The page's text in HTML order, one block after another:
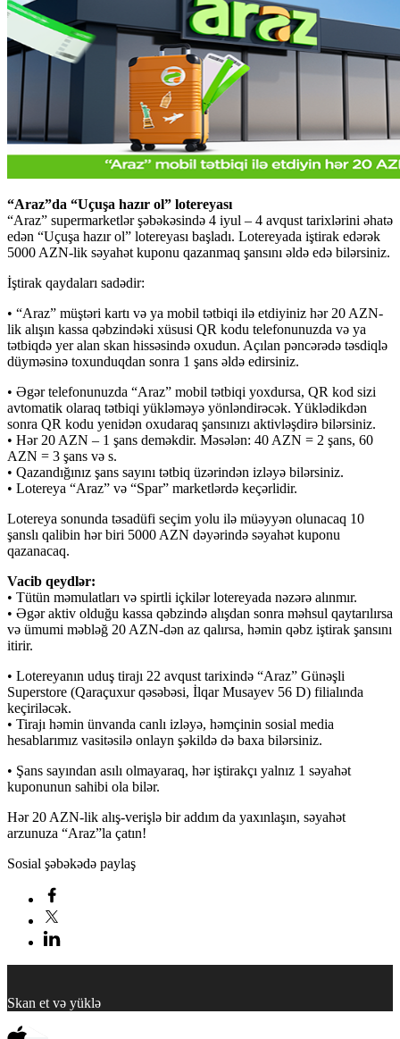
“Araz”da “Uçuşa hazır ol” lotereyası
“Araz” supermarketlər şəbəkəsində 4 iyul – 4 avqust tarixlərini əhatə
edən “Uçuşa hazır ol” lotereyası başladı. Lotereyada iştirak edərək
5000 AZN-lik səyahət kuponu qazanmaq şansını əldə edə bilərsiniz.
İştirak qaydaları sadədir:
• “Araz” müştəri kartı və ya mobil tətbiqi ilə etdiyiniz hər 20 AZN-
lik alışın kassa qəbzindəki xüsusi QR kodu telefonunuzda və ya
tətbiqdə yer alan skan hissəsində oxudun. Açılan pəncərədə təsdiqlə
düyməsinə toxunduqdan sonra 1 şans əldə edirsiniz.
• Əgər telefonunuzda “Araz” mobil tətbiqi yoxdursa, QR kod sizi
avtomatik olaraq tətbiqi yükləməyə yönləndirəcək. Yüklədikdən
sonra QR kodu yenidən oxudaraq şansınızı aktivləşdirə bilərsiniz.
• Hər 20 AZN – 1 şans deməkdir. Məsələn: 40 AZN = 2 şans, 60
AZN = 3 şans və s.
• Qazandığınız şans sayını tətbiq üzərindən izləyə bilərsiniz.
• Lotereya “Araz” və “Spar” marketlərdə keçərlidir.
Lotereya sonunda təsadüfi seçim yolu ilə müəyyən olunacaq 10
şanslı qalibin hər biri 5000 AZN dəyərində səyahət kuponu
qazanacaq.
Vacib qeydlər:
• Tütün məmulatları və spirtli içkilər lotereyada nəzərə alınmır.
• Əgər aktiv olduğu kassa qəbzində alışdan sonra məhsul qaytarılırsa
və ümumi məbləğ 20 AZN-dən az qalırsa, həmin qəbz iştirak şansını
itirir.
• Lotereyanın uduş tirajı 22 avqust tarixində “Araz” Günəşli
Superstore (Qaraçuxur qəsəbəsi, İlqar Musayev 56 D) filialında
keçiriləcək.
• Tirajı həmin ünvanda canlı izləyə, həmçinin sosial media
hesablarımız vasitəsilə onlayn şəkildə də baxa bilərsiniz.
• Şans sayından asılı olmayaraq, hər iştirakçı yalnız 1 səyahət
kuponunun sahibi ola bilər.
Hər 20 AZN-lik alış-verişlə bir addım da yaxınlaşın, səyahət
arzunuza “Araz”la çatın!
Sosial şəbəkədə paylaş
Skan et və yüklə